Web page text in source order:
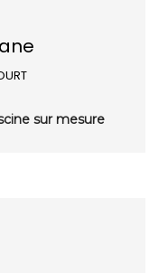
sur mesure